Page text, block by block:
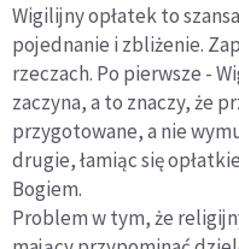
Wigilijny opłatek to
pojednanie i zbliżenie.
rzeczach. Po pierwsze -
zaczyna, a to znaczy, że
przygotowane, a nie
drugie, łamiąc się
Bogiem.
Problem w tym, że